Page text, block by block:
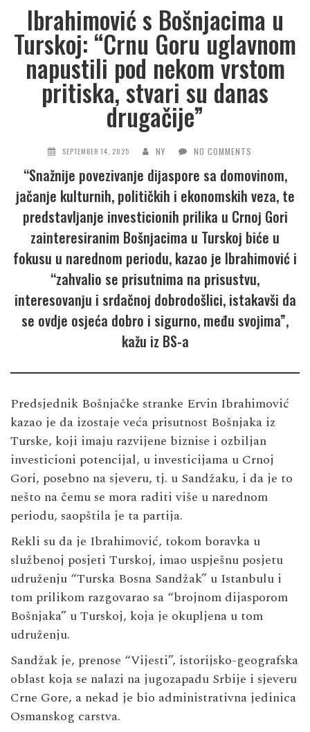
Ibrahimović s Bošnjacima u
Turskoj: “Crnu Goru uglavnom
napustili pod nekom vrstom
pritiska, stvari su danas
drugačije”
SEPTEMBER 14, 2025 NY NO COMMENTS
“Snažnije povezivanje dijaspore sa domovinom,
jačanje kulturnih, političkih i ekonomskih veza, te
predstavljanje investicionih prilika u Crnoj Gori
zainteresiranim Bošnjacima u Turskoj biće u
fokusu u narednom periodu, kazao je Ibrahimović i
“zahvalio se prisutnima na prisustvu,
interesovanju i srdačnoj dobrodošlici, istakavši da
se ovdje osjeća dobro i sigurno, među svojima”,
kažu iz BS-a
Predsjednik Bošnjačke stranke Ervin Ibrahimović
kazao je da izostaje veća prisutnost Bošnjaka iz
Turske, koji imaju razvijene biznise i ozbiljan
investicioni potencijal, u investicijama u Crnoj
Gori, posebno na sjeveru, tj. u Sandžaku, i da je to
nešto na čemu se mora raditi više u narednom
periodu, saopštila je ta partija.
Rekli su da je Ibrahimović, tokom boravka u
službenoj posjeti Turskoj, imao uspješnu posjetu
udruženju “Turska Bosna Sandžak” u Istanbulu i
tom prilikom razgovarao sa “brojnom dijasporom
Bošnjaka” u Turskoj, koja je okupljena u tom
udruženju.
Sandžak je, prenose “Vijesti”, istorijsko-geografska
oblast koja se nalazi na jugozapadu Srbije i sjeveru
Crne Gore, a nekad je bio administrativna jedinica
Osmanskog carstva.